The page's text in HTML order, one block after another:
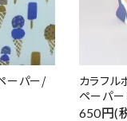
ーパー/
カラフル
ペーパー
650円(